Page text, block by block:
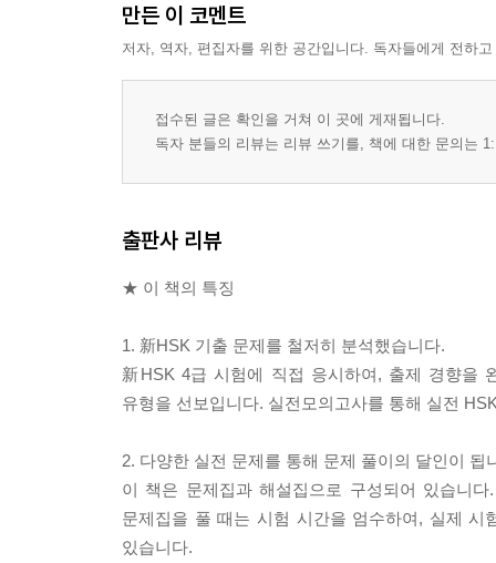
만든 이 코멘트
저자, 역자, 편집자를 위한 공간입니다. 독자들에게 전하
접수된 글은 확인을 거쳐 이 곳에 게재됩니다.
독자 분들의 리뷰는 리뷰 쓰기를, 책에 대한 문의는
출판사 리뷰
★ 이 책의 특징
1. 新HSK 기출 문제를 철저히 분석했습니다.
新HSK 4급 시험에 직접 응시하여, 출제 경향을
유형을 선보입니다. 실전모의고사를 통해 실전
2. 다양한 실전 문제를 통해 문제 풀이의 달인이 됩
이 책은 문제집과 해설집으로 구성되어 있습니
문제집을 풀 때는 시험 시간을 엄수하여, 실제
있습니다.